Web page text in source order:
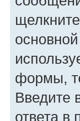
формы,
Введите
ответа в